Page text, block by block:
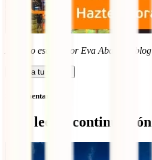
Artículo escrito por Eva Abal, del blog
Calcula tu seguro
Sin comentarios
Qué leer a continuación